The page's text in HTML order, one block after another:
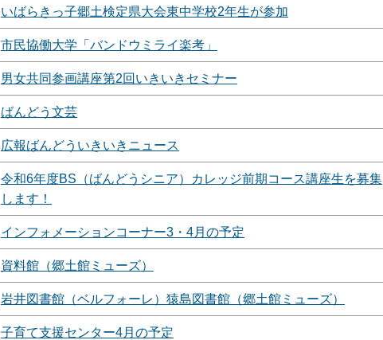
いばらきっ子郷土検定県大会東中学校2年生が参加
市民協働大学「バンドウミライ楽考」
男女共同参画講座第2回いきいきセミナー
ばんどう文芸
広報ばんどういきいきニュース
令和6年度BS（ばんどうシニア）カレッジ前期コース講座生を募集
します！
インフォメーションコーナー3・4月の予定
資料館（郷土館ミューズ）
岩井図書館（ベルフォーレ）猿島図書館（郷土館ミューズ）
子育て支援センター4月の予定